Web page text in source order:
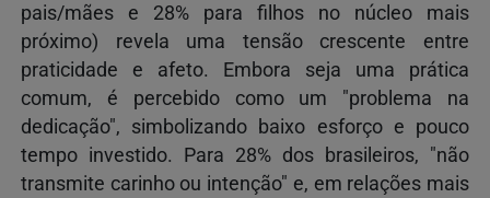
pais/mães e 28% para filhos no núcleo mais
próximo) revela uma tensão crescente entre
praticidade e afeto. Embora seja uma prática
comum, é percebido como um "problema na
dedicação", simbolizando baixo esforço e pouco
tempo investido. Para 28% dos brasileiros, "não
transmite carinho ou intenção" e, em relações mais